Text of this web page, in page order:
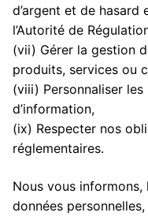
d’argent et de hasard
l’Autorité de
(vii) Gérer la gestion
produits, services ou
(viii) Personnaliser
d’information,
(ix) Respecter nos
réglementaires.
Nous vous
données